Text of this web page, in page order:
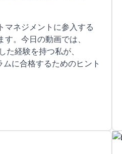
マネジメントに参入する
。今日の動画では、
た経験を持つ私が、
に合格するためのヒント